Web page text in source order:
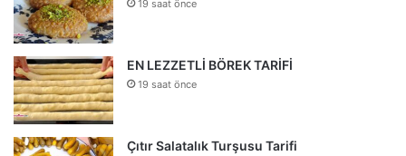
19 saat önce
EN LEZZETLİ BÖREK TARİFİ
19 saat önce
Çıtır Salatalık Turşusu Tarifi